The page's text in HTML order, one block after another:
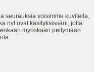
seurauksia voisimme kuvitella,
nyt ovat käsityksissäni, jotta
myöskään pettymään